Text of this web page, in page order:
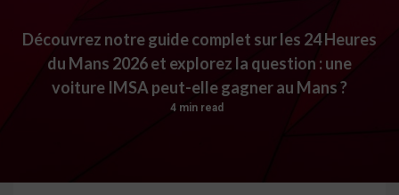
Découvrez notre guide complet sur les 24 Heures
du Mans 2026 et explorez la question : une
voiture IMSA peut-elle gagner au Mans ?
4 min read